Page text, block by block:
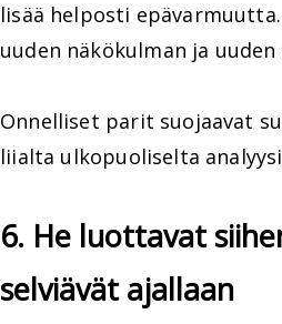
lisää helposti
uuden näkökulman ja uuden
Onnelliset parit suojaavat
liialta ulkopuoliselta
6. He luottavat
selviävät ajallaan